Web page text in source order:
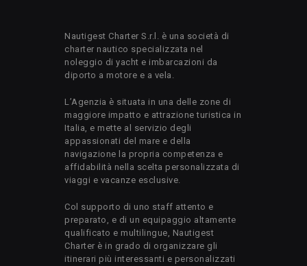
Nautigest Charter S.r.l. è una società di
charter nautico specializzata nel
noleggio di yacht e imbarcazioni da
diporto a motore e a vela.
L’Agenzia è situata in una delle zone di
maggiore impatto e attrazione turistica in
Italia, e mette al servizio degli
appassionati del mare e della
navigazione la propria competenza e
affidabilità nella scelta personalizzata di
viaggi e vacanze esclusive.
Col supporto di uno staff attento e
preparato, e di un equipaggio altamente
qualificato e multilingue, Nautigest
Charter è in grado di organizzare gli
itinerari più interessanti e personalizzati